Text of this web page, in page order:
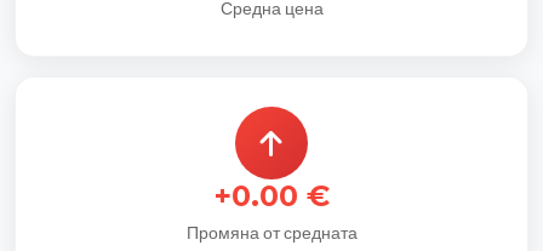
Средна цена
+0.00 €
Промяна от средната